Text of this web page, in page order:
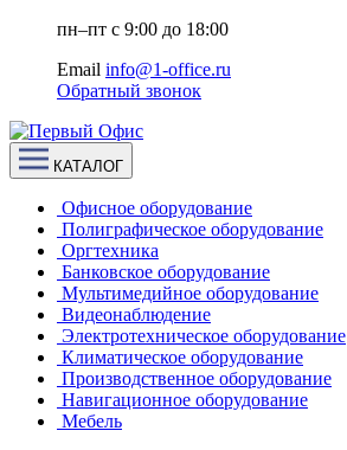
пн–пт с 9:00 до 18:00
Email info@1-office.ru
Обратный звонок
КАТАЛОГ
Офисное оборудование
Полиграфическое оборудование
Оргтехника
Банковское оборудование
Мультимедийное оборудование
Видеонаблюдение
Электротехническое оборудование
Климатическое оборудование
Производственное оборудование
Навигационное оборудование
Мебель